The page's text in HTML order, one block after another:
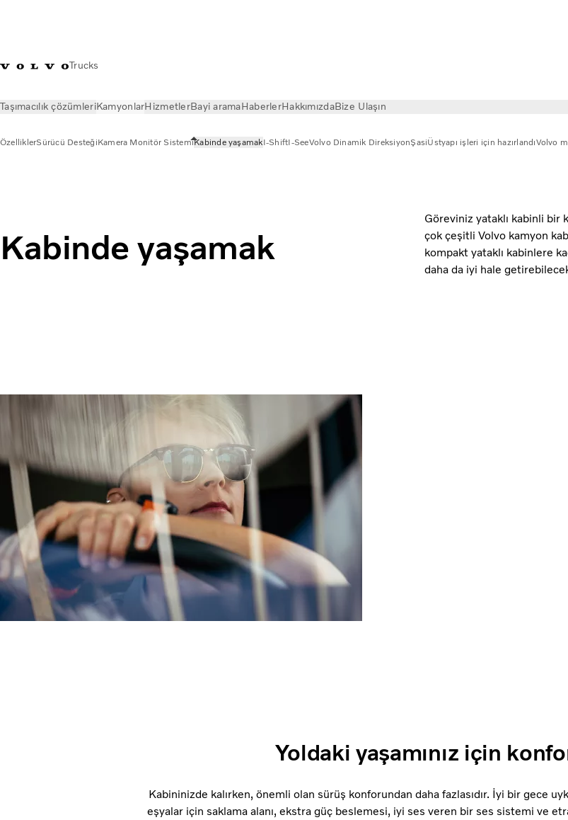
Trucks
Taşımacılık çözümleriKamyonlarHizmetlerBayi aramaHaberlerHakkımızdaBize Ulaşın
ÖzelliklerSürücü DesteğiKamera Monitör SistemiKabinde yaşamakI-ShiftI-SeeVolvo Dinamik DireksiyonŞasiÜstyapı işleri için hazırlandıVolvo
Kabinde yaşamak
Göreviniz yataklı kabinli bir
çok çeşitli Volvo kamyon
kompakt yataklı kabinlere
daha da iyi hale
Yoldaki yaşamınız için
Kabininizde kalırken, önemli olan sürüş konforundan daha fazlasıdır. İyi bir gece
eşyalar için saklama alanı, ekstra güç beslemesi, iyi ses veren bir ses sistemi ve